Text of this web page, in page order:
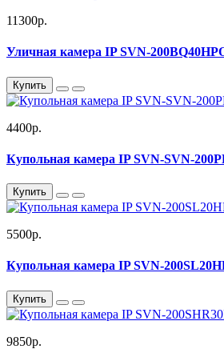
11300р.
Уличная камера IP SVN-
Купить
4400р.
Купольная камера IP SVN-SVN-
Купить
5500р.
Купольная камера IP SVN-
Купить
9850р.